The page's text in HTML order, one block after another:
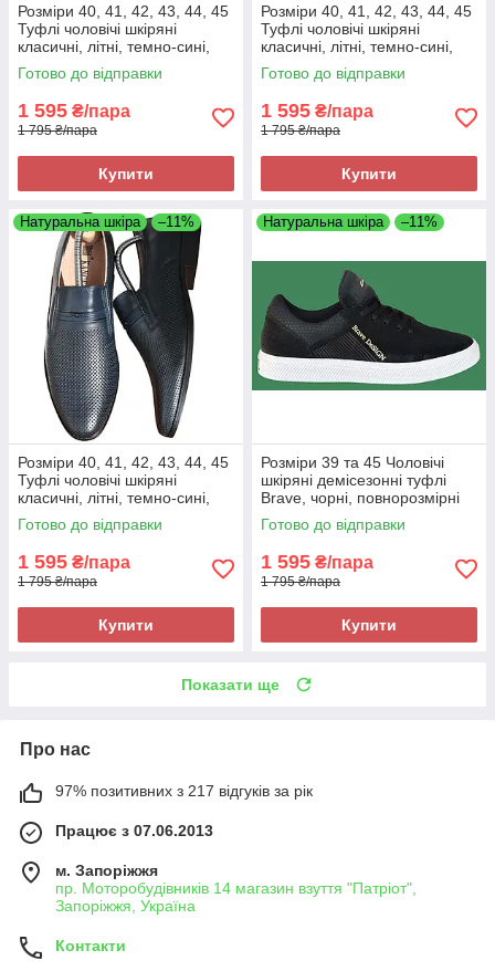
Розміри 40, 41, 42, 43, 44, 45
Туфлі чоловічі шкіряні
класичні, літні, темно-сині,
повнорозмірні
Готово до відправки
1 595 ₴/пара
1 795 ₴/пара
Купити
Розміри 40, 41, 42, 43, 44, 45
Туфлі чоловічі шкіряні
класичні, літні, темно-сині,
повнорозмірні
Готово до відправки
1 595 ₴/пара
1 795 ₴/пара
Купити
Натуральна шкіра –11%
Розміри 40, 41, 42, 43, 44, 45
Туфлі чоловічі шкіряні
класичні, літні, темно-сині,
повнорозмірні
Готово до відправки
1 595 ₴/пара
1 795 ₴/пара
Купити
Натуральна шкіра –11%
Розміри 39 та 45 Чоловічі
шкіряні демісезонні туфлі
Brave, чорні, повнорозмірні
Brave 20299
Готово до відправки
1 595 ₴/пара
1 795 ₴/пара
Купити
Показати ще
Про нас
97% позитивних з 217 відгуків за рік
Працює з 07.06.2013
м. Запоріжжя
пр. Моторобудівників 14 магазин взуття "Патріот",
Запоріжжя, Україна
Контакти